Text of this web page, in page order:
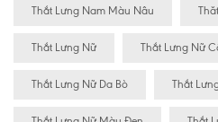
Thắt Lưng Nam Màu Nâu
Thắt Lưng Nữ Thắt Lưng Nữ
Thắt Lưng Nữ Da Bò Thắt